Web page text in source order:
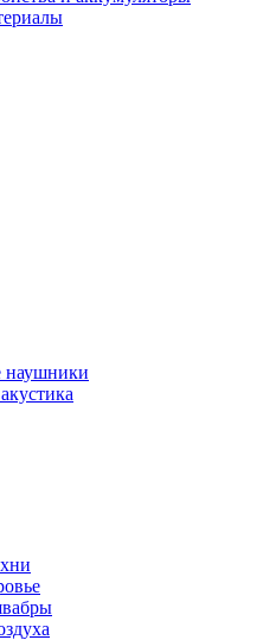
наушники